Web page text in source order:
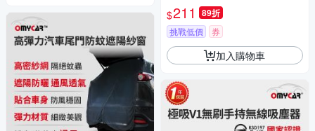
防曬遮光)
$211 89折
挑戰低價 券
加入購物車